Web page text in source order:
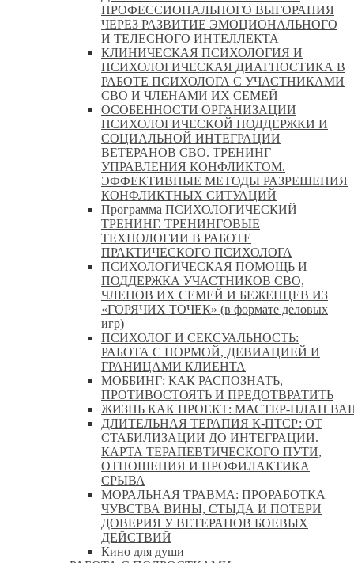
ПРОФЕССИОНАЛЬНОГО ВЫГОРАНИЯ
ЧЕРЕЗ РАЗВИТИЕ ЭМОЦИОНАЛЬНОГО
И ТЕЛЕСНОГО ИНТЕЛЛЕКТА
КЛИНИЧЕСКАЯ ПСИХОЛОГИЯ И
ПСИХОЛОГИЧЕСКАЯ ДИАГНОСТИКА В
РАБОТЕ ПСИХОЛОГА С УЧАСТНИКАМИ
СВО И ЧЛЕНАМИ ИХ СЕМЕЙ
ОСОБЕННОСТИ ОРГАНИЗАЦИИ
ПСИХОЛОГИЧЕСКОЙ ПОДДЕРЖКИ И
СОЦИАЛЬНОЙ ИНТЕГРАЦИИ
ВЕТЕРАНОВ СВО. ТРЕНИНГ
УПРАВЛЕНИЯ КОНФЛИКТОМ.
ЭФФЕКТИВНЫЕ МЕТОДЫ РАЗРЕШЕНИЯ
КОНФЛИКТНЫХ СИТУАЦИЙ
Программа ПСИХОЛОГИЧЕСКИЙ
ТРЕНИНГ. ТРЕНИНГОВЫЕ
ТЕХНОЛОГИИ В РАБОТЕ
ПРАКТИЧЕСКОГО ПСИХОЛОГА
ПСИХОЛОГИЧЕСКАЯ ПОМОЩЬ И
ПОДДЕРЖКА УЧАСТНИКОВ СВО,
ЧЛЕНОВ ИХ СЕМЕЙ И БЕЖЕНЦЕВ ИЗ
«ГОРЯЧИХ ТОЧЕК» (в формате деловых
игр)
ПСИХОЛОГ И СЕКСУАЛЬНОСТЬ:
РАБОТА С НОРМОЙ, ДЕВИАЦИЕЙ И
ГРАНИЦАМИ КЛИЕНТА
МОББИНГ: КАК РАСПОЗНАТЬ,
ПРОТИВОСТОЯТЬ И ПРЕДОТВРАТИТЬ
ЖИЗНЬ КАК ПРОЕКТ: МАСТЕР‑ПЛАН
ДЛИТЕЛЬНАЯ ТЕРАПИЯ К-ПТСР: ОТ
СТАБИЛИЗАЦИИ ДО ИНТЕГРАЦИИ.
КАРТА ТЕРАПЕВТИЧЕСКОГО ПУТИ,
ОТНОШЕНИЯ И ПРОФИЛАКТИКА
СРЫВА
МОРАЛЬНАЯ ТРАВМА: ПРОРАБОТКА
ЧУВСТВА ВИНЫ, СТЫДА И ПОТЕРИ
ДОВЕРИЯ У ВЕТЕРАНОВ БОЕВЫХ
ДЕЙСТВИЙ
Кино для души